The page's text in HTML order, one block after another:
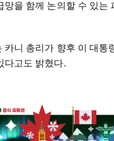
망을 함께 논의할 수 있는
카니 총리가 향후 이 대통
다고도 밝혔다.